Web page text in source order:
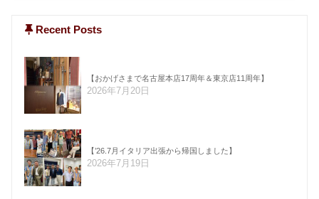
Recent Posts
【おかげさまで名古屋本店17周年＆東京店11周年】
2026年7月20日
【’26.7月イタリア出張から帰国しました】
2026年7月19日